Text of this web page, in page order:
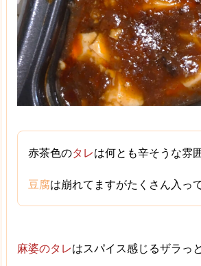
赤茶色のタレは何とも辛そうな雰囲
豆腐は崩れてますがたくさん入っ
麻婆のタレはスパイス感じるザラっ